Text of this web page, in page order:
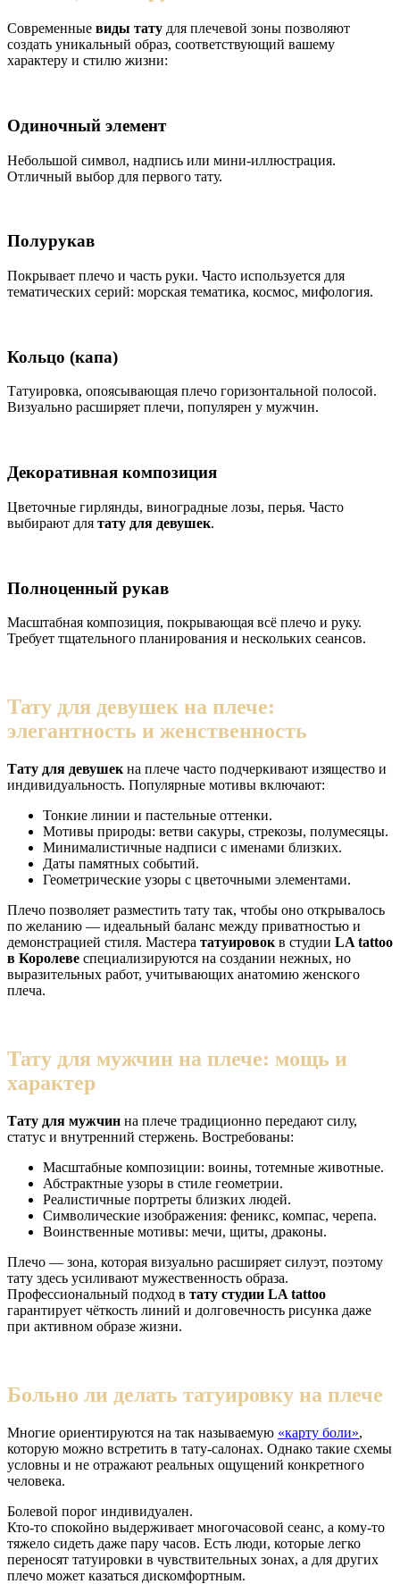
Современные виды тату для плечевой зоны позволяют
создать уникальный образ, соответствующий вашему
характеру и стилю жизни:
Одиночный элемент
Небольшой символ, надпись или мини-иллюстрация.
Отличный выбор для первого тату.
Полурукав
Покрывает плечо и часть руки. Часто используется для
тематических серий: морская тематика, космос, мифология.
Кольцо (капа)
Татуировка, опоясывающая плечо горизонтальной полосой.
Визуально расширяет плечи, популярен у мужчин.
Декоративная композиция
Цветочные гирлянды, виноградные лозы, перья. Часто
выбирают для тату для девушек.
Полноценный рукав
Масштабная композиция, покрывающая всё плечо и руку.
Требует тщательного планирования и нескольких сеансов.
Тату для девушек на плече:
элегантность и женственность
Тату для девушек на плече часто подчеркивают изящество и
индивидуальность. Популярные мотивы включают:
Тонкие линии и пастельные оттенки.
Мотивы природы: ветви сакуры, стрекозы, полумесяцы.
Минималистичные надписи с именами близких.
Даты памятных событий.
Геометрические узоры с цветочными элементами.
Плечо позволяет разместить тату так, чтобы оно открывалось
по желанию — идеальный баланс между приватностью и
демонстрацией стиля. Мастера татуировок в студии LA tattoo
в Королеве специализируются на создании нежных, но
выразительных работ, учитывающих анатомию женского
плеча.
Тату для мужчин на плече: мощь и
характер
Тату для мужчин на плече традиционно передают силу,
статус и внутренний стержень. Востребованы:
Масштабные композиции: воины, тотемные животные.
Абстрактные узоры в стиле геометрии.
Реалистичные портреты близких людей.
Символические изображения: феникс, компас, черепа.
Воинственные мотивы: мечи, щиты, драконы.
Плечо — зона, которая визуально расширяет силуэт, поэтому
тату здесь усиливают мужественность образа.
Профессиональный подход в тату студии LA tattoo
гарантирует чёткость линий и долговечность рисунка даже
при активном образе жизни.
Больно ли делать татуировку на плече
Многие ориентируются на так называемую «карту боли»,
которую можно встретить в тату-салонах. Однако такие схемы
условны и не отражают реальных ощущений конкретного
человека.
Болевой порог индивидуален.
Кто-то спокойно выдерживает многочасовой сеанс, а кому-то
тяжело сидеть даже пару часов. Есть люди, которые легко
переносят татуировки в чувствительных зонах, а для других
плечо может казаться дискомфортным.